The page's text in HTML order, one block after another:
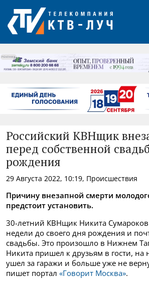
РЕКЛАМА
Российский КВНщик
перед собственной
рождения
29 Августа 2022, 10:19, Происшествия
Причину внезапной смерти
предстоит установить.
30-летний КВНщик Никита Сумароков
недели до своего дня рождения и
свадьбы. Это произошло в Нижнем
Никита пришел к друзьям в гости, на
ушел за гаражи и больше уже не
пишет портал «Говорит Москва».